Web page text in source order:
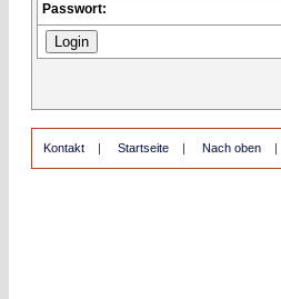
Passwort:
Kontakt | Startseite | Nach oben